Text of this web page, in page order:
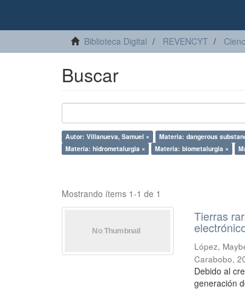
Biblioteca Digital REVENCYT
Buscar
Autor: Villanueva, Samuel × Materia: dangerous
Materia: hidrometalurgia ×
Materia: biometalurgia ×
Mostrando ítems 1-1 de 1
Tierras
López,
Carabobo,
Debido al
generación